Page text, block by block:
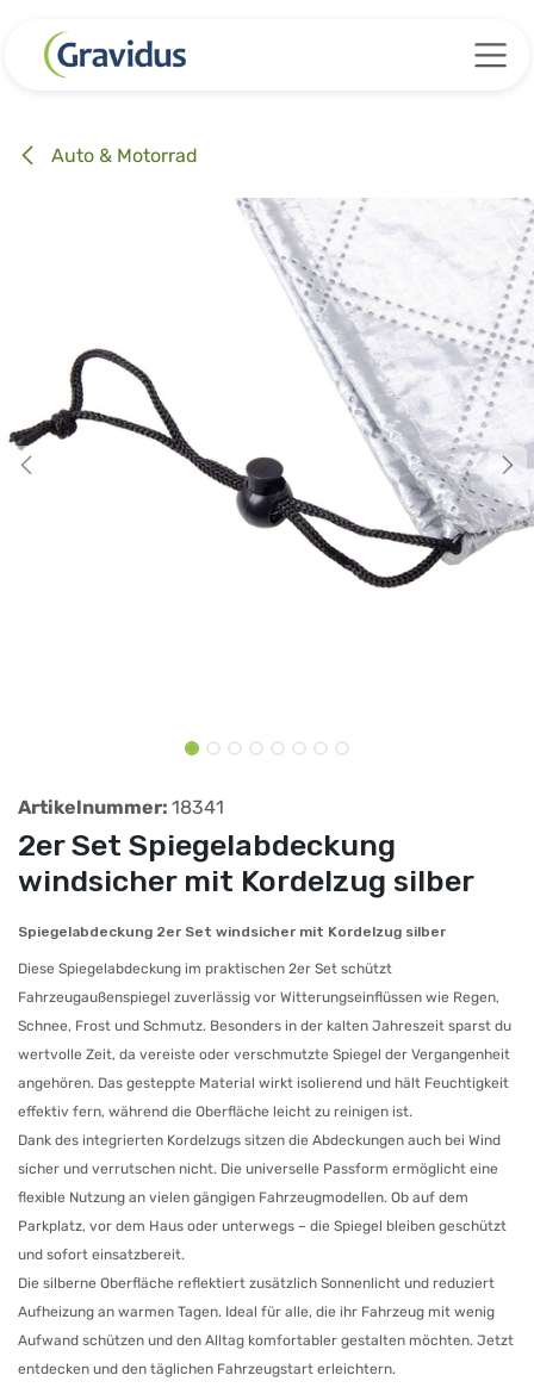
Auto & Motorrad
Artikelnummer: 18341
2er Set Spiegelabdeckung
windsicher mit Kordelzug silber
Spiegelabdeckung 2er Set windsicher mit Kordelzug silber
Diese Spiegelabdeckung im praktischen 2er Set schützt
Fahrzeugaußenspiegel zuverlässig vor Witterungseinflüssen wie Regen,
Schnee, Frost und Schmutz. Besonders in der kalten Jahreszeit sparst du
wertvolle Zeit, da vereiste oder verschmutzte Spiegel der Vergangenheit
angehören. Das gesteppte Material wirkt isolierend und hält Feuchtigkeit
effektiv fern, während die Oberfläche leicht zu reinigen ist.
Dank des integrierten Kordelzugs sitzen die Abdeckungen auch bei Wind
sicher und verrutschen nicht. Die universelle Passform ermöglicht eine
flexible Nutzung an vielen gängigen Fahrzeugmodellen. Ob auf dem
Parkplatz, vor dem Haus oder unterwegs – die Spiegel bleiben geschützt
und sofort einsatzbereit.
Die silberne Oberfläche reflektiert zusätzlich Sonnenlicht und reduziert
Aufheizung an warmen Tagen. Ideal für alle, die ihr Fahrzeug mit wenig
Aufwand schützen und den Alltag komfortabler gestalten möchten. Jetzt
entdecken und den täglichen Fahrzeugstart erleichtern.